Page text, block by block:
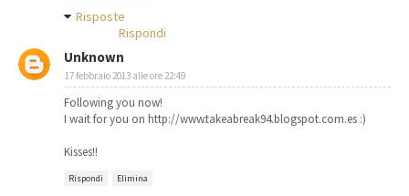
Risposte
Rispondi
Unknown
17 febbraio 2013 alle ore 22:49
Following you now!
I wait for you on http://www.takeabreak94.blogspot.com.es :)
Kisses!!
Rispondi Elimina